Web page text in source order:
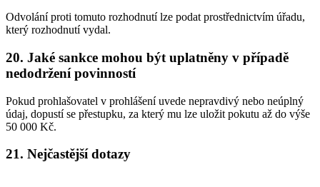
Odvolání proti tomuto rozhodnutí lze podat prostřednictvím úřadu,
který rozhodnutí vydal.
20. Jaké sankce mohou být uplatněny v případě
nedodržení povinností
Pokud prohlašovatel v prohlášení uvede nepravdivý nebo neúplný
údaj, dopustí se přestupku, za který mu lze uložit pokutu až do výše
50 000 Kč.
21. Nejčastější dotazy